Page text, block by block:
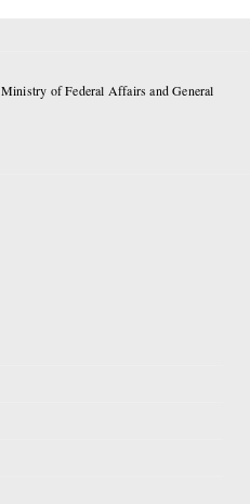
Ministry of Federal Affairs and General